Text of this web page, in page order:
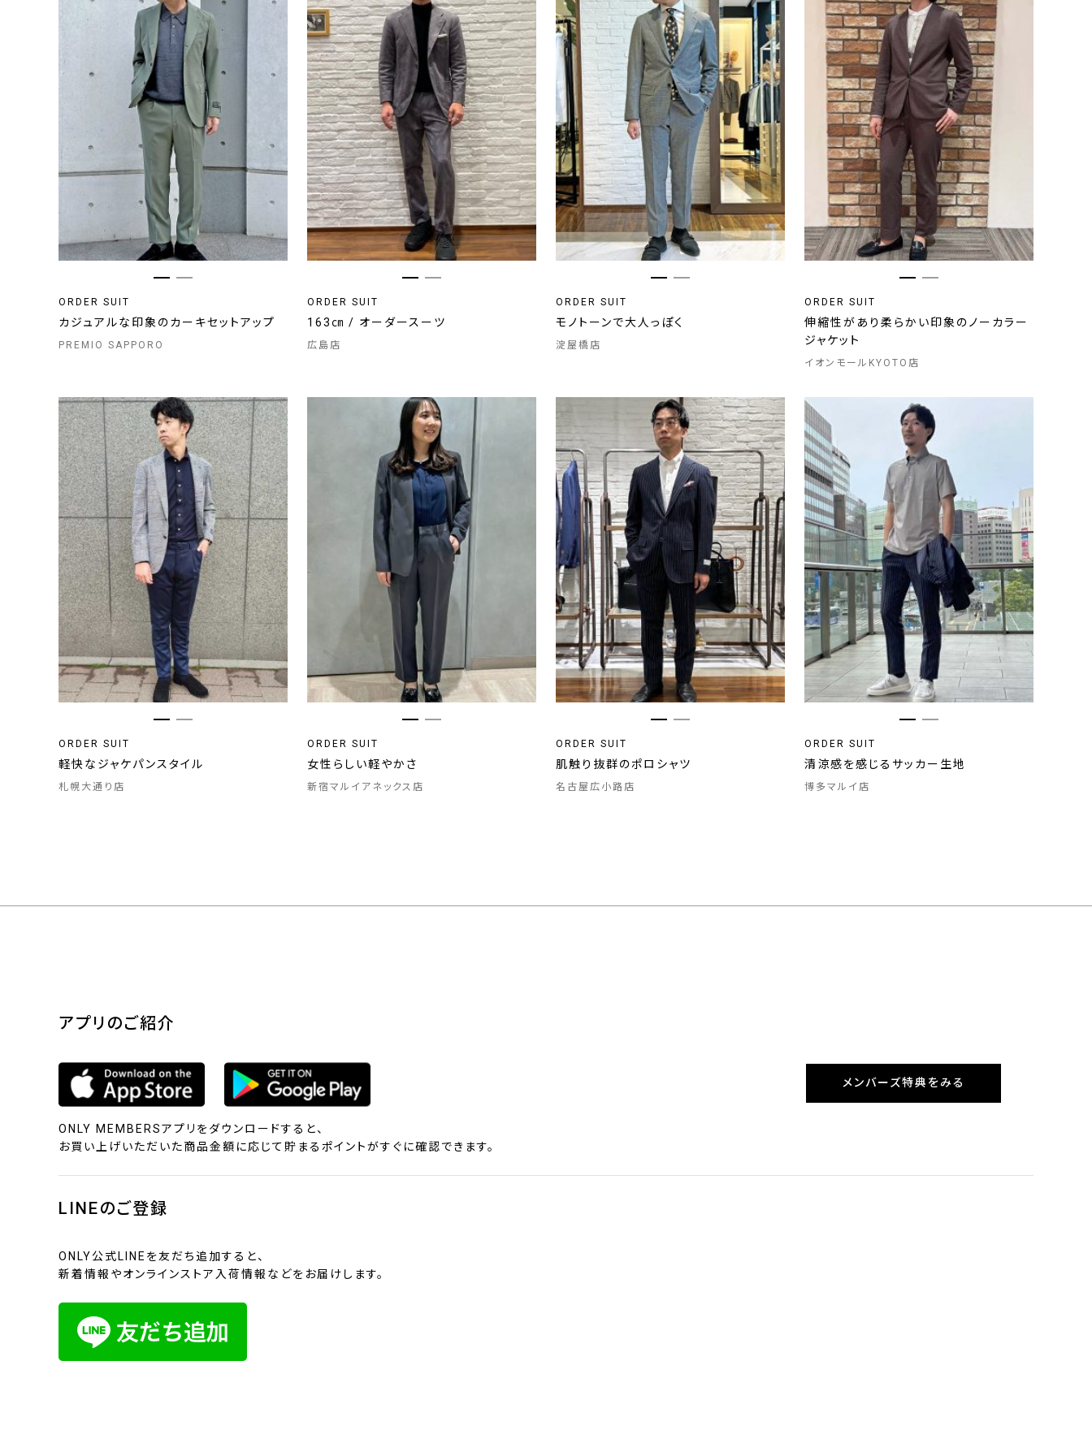
ORDER SUIT
カジュアルな印象のカーキセットアップ
PREMIO SAPPORO
ORDER SUIT
163㎝ / オーダースーツ
広島店
ORDER SUIT
モノトーンで大人っぽく
淀屋橋店
ORDER SUIT
伸縮性があり柔らかい印象のノーカラー
ジャケット
イオンモールKYOTO店
ORDER SUIT
軽快なジャケパンスタイル
札幌大通り店
ORDER SUIT
女性らしい軽やかさ
新宿マルイアネックス店
ORDER SUIT
肌触り抜群のポロシャツ
名古屋広小路店
ORDER SUIT
清涼感を感じるサッカー生地
博多マルイ店
アプリのご紹介
ONLY MEMBERSアプリをダウンロードすると、
お買い上げいただいた商品金額に応じて貯まるポイントがすぐに確認できます。
メンバーズ特典をみる
LINEのご登録
ONLY公式LINEを友だち追加すると、
新着情報やオンラインストア入荷情報などをお届けします。